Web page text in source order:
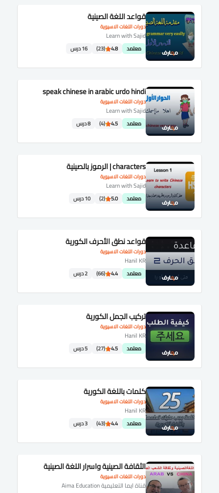
دورات اللغات الاسيوية
قواعد اللغة الصينية
Learn with Sajid
معتمد 4.8
(23) 16 درس
دورات اللغات الاسيوية
speak chinese in arabic urdo hindi
Learn with Sajid
معتمد 4.5
(4) 8 درس
دورات اللغات الاسيوية
characters | الرموز بالصينية
Learn with Sajid
معتمد 5.0
(2) 10 درس
دورات اللغات الاسيوية
قواعد نطق الأحرف الكورية
Hanil KR
معتمد 4.4
(66) 2 درس
دورات اللغات الاسيوية
تركيب الجمل الكورية
Hanil KR
معتمد 4.5
(27) 5 درس
دورات اللغات الاسيوية
كلمات باللغة الكورية
Hanil KR
معتمد 4.4
(43) 3 درس
دورات اللغات الاسيوية
الثقافة الصينية واسرار اللغة الصينية
قناة ايما التعليمية Aima Education